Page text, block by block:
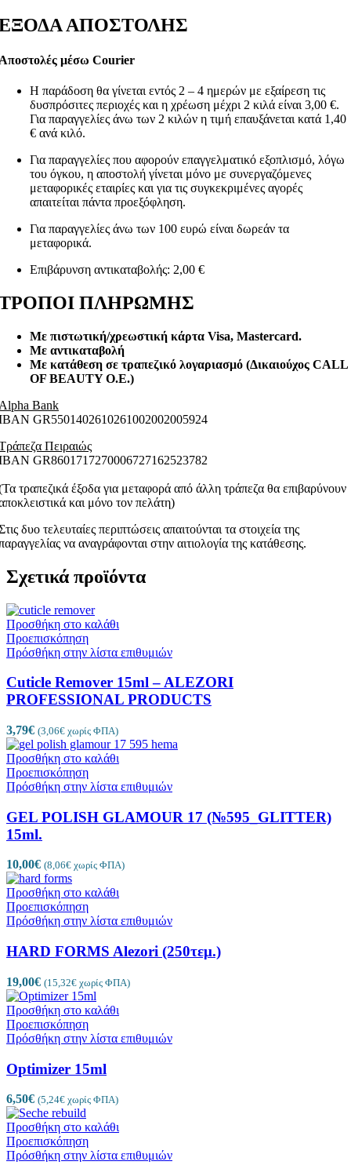
ΑΠΟΣΤΟΛΗΣ
μέσω Courier
Η παράδοση θα γίνεται εντός 2 – 4 ημερών με εξαίρεση τις
δυσπρόσιτες περιοχές και η χρέωση μέχρι 2 κιλά είναι 3,00 €.
Για παραγγελίες άνω των 2 κιλών η τιμή επαυξάνεται κατά 1,40
€ ανά κιλό.
Για παραγγελίες που αφορούν επαγγελματικό εξοπλισμό, λόγω
του όγκου, η αποστολή γίνεται μόνο με συνεργαζόμενες
μεταφορικές εταιρίες και για τις συγκεκριμένες αγορές
απαιτείται πάντα προεξόφληση.
Για παραγγελίες άνω των 100 ευρώ είναι δωρεάν τα
μεταφορικά.
Επιβάρυνση αντικαταβολής: 2,00 €
ΠΛΗΡΩΜΗΣ
Με πιστωτική/χρεωστική κάρτα Visa, Mastercard.
Με αντικαταβολή
Με κατάθεση σε τραπεζικό λογαριασμό (Δικαιούχος CALL
OF BEAUTY O.E.)
Bank
GR5501402610261002002005924
Πειραιώς
GR8601717270006727162523782
τραπεζικά έξοδα για μεταφορά από άλλη τράπεζα θα επιβαρύνουν
και μόνο τον πελάτη)
δυο τελευταίες περιπτώσεις απαιτούνται τα στοιχεία της
να αναγράφονται στην αιτιολογία της κατάθεσης.
Σχετικά προϊόντα
Προσθήκη στο καλάθι
Προεπισκόπηση
Πρόσθήκη στην λίστα επιθυμιών
Cuticle Remover 15ml – ALEZORI
PROFESSIONAL PRODUCTS
3,79€ (3,06€ χωρίς ΦΠΑ)
Προσθήκη στο καλάθι
Προεπισκόπηση
Πρόσθήκη στην λίστα επιθυμιών
GEL POLISH GLAMOUR 17 (№595_GLITTER)
15ml.
10,00€ (8,06€ χωρίς ΦΠΑ)
Προσθήκη στο καλάθι
Προεπισκόπηση
Πρόσθήκη στην λίστα επιθυμιών
HARD FORMS Alezori (250τεμ.)
19,00€ (15,32€ χωρίς ΦΠΑ)
Προσθήκη στο καλάθι
Προεπισκόπηση
Πρόσθήκη στην λίστα επιθυμιών
Optimizer 15ml
6,50€ (5,24€ χωρίς ΦΠΑ)
Προσθήκη στο καλάθι
Προεπισκόπηση
Πρόσθήκη στην λίστα επιθυμιών